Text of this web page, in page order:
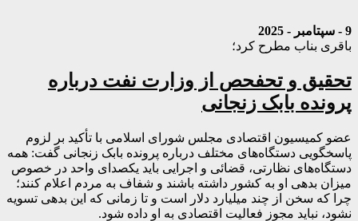
9 - سپتامبر - 2025
باقری بناب مطرح کرد؛
تحقیق و تحفحص از وزارت نفت درباره
پرونده بابک زنجانی
عضو کمیسیون اقتصادی مجلس شورای اسلامی با تأکید بر لزوم
پاسخگویی دستگاه‌های مختلف درباره پرونده بابک زنجانی گفت: همه
دستگاه‌های نظارتی، قضائی و اجرایی باید یکصدای واحد در خصوص
میزان بدهی او به کشور داشته باشند و شفاف به مردم اعلام کنند؛
چرا که سخن از چند میلیارد دلار است و تا زمانی که این بدهی تسویه
نشود، نباید مجوز فعالیت اقتصادی به او داده شود.